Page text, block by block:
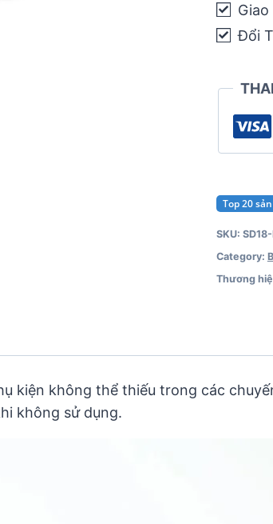
Đổi
Top 20
SKU:
Category:
Thương
kiện không thể thiếu trong các
không sử dụng.